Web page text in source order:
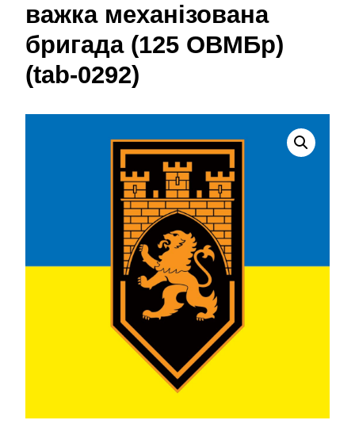
важка механізована
бригада (125 ОВМБр)
(tab-0292)